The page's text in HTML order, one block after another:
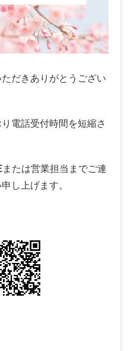
だきありがとうござい
電話受付時間を短縮さ
たは営業担当までご連
し上げます。